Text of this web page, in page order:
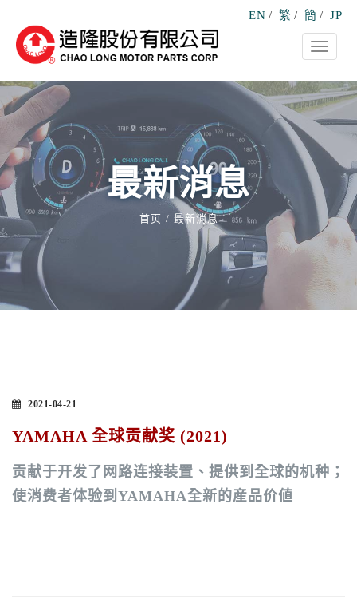
EN / 繁 / 簡 / JP
Toggle
最新消息
首页 最新消息
2021-04-21
YAMAHA 全球贡献奖 (2021)
贡献于开发了网路连接装置、提供到全球的机种；
使消费者体验到YAMAHA全新的産品价値